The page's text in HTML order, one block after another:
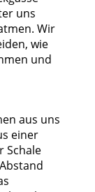
uns
Wir
wie
und
aus uns
einer
Schale